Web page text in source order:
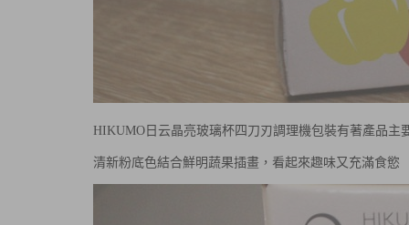
HIKUMO日云晶亮玻璃杯四刀刃調理機包裝有著產品主
清新粉底色結合鮮明蔬果插畫，看起來趣味又充滿食慾